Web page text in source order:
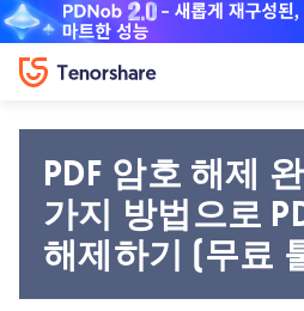
PDF 암호 해제
가지 방법으로
해제하기 (무료